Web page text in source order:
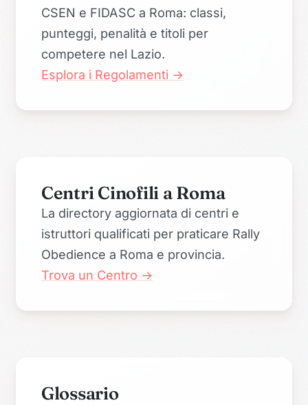
CSEN e FIDASC a Roma: classi,
punteggi, penalità e titoli per
competere nel Lazio.
Esplora i Regolamenti →
Centri Cinofili a Roma
La directory aggiornata di centri e
istruttori qualificati per praticare Rally
Obedience a Roma e provincia.
Trova un Centro →
Glossario